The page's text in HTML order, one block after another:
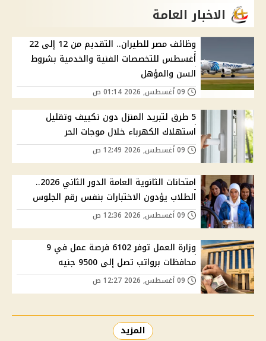
الاخبار العامة
وظائف مصر للطيران.. التقديم من 12 إلى 22
أغسطس للتخصصات الفنية والخدمية بشروط
السن والمؤهل
5 طرق لتبريد المنزل دون تكييف وتقليل
استهلاك الكهرباء خلال موجات الحر
امتحانات الثانوية العامة الدور الثاني 2026..
الطلاب يؤدون الاختبارات بنفس رقم الجلوس
وزارة العمل توفر 6102 فرصة عمل في 9
محافظات برواتب تصل إلى 9500 جنيه
المزيد